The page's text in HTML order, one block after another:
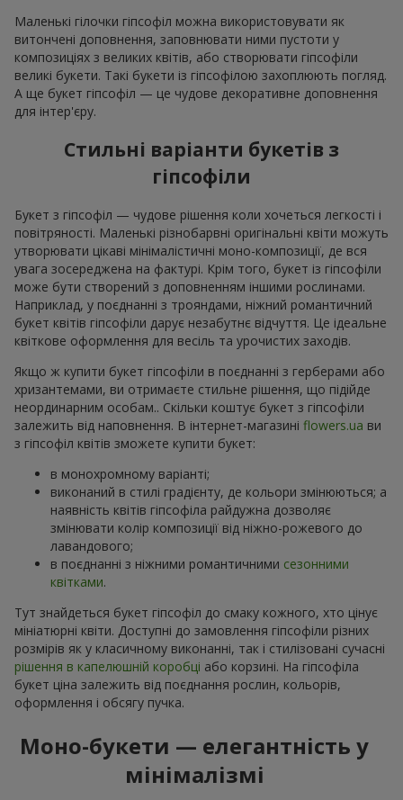
Маленькі гілочки гіпсофіл можна використовувати як
витончені доповнення, заповнювати ними пустоти у
композиціях з великих квітів, або створювати гіпсофіли
великі букети. Такі букети із гіпсофілою захоплюють погляд.
А ще букет гіпсофіл — це чудове декоративне доповнення
для інтер'єру.
Стильні варіанти букетів з
гіпсофіли
Букет з гіпсофіл — чудове рішення коли хочеться легкості і
повітряності. Маленькі різнобарвні оригінальні квіти можуть
утворювати цікаві мінімалістичні моно-композиції, де вся
увага зосереджена на фактурі. Крім того, букет із гіпсофіли
може бути створений з доповненням іншими рослинами.
Наприклад, у поєднанні з трояндами, ніжний романтичний
букет квітів гіпсофіли дарує незабутнє відчуття. Це ідеальне
квіткове оформлення для весіль та урочистих заходів.
Якщо ж купити букет гіпсофіли в поєднанні з герберами або
хризантемами, ви отримаєте стильне рішення, що підійде
неординарним особам.. Скільки коштує букет з гіпсофіли
залежить від наповнення. В інтернет-магазині flowers.ua ви
з гіпсофіл квітів зможете купити букет:
в монохромному варіанті;
виконаний в стилі градієнту, де кольори змінюються; а
наявність квітів гіпсофіла райдужна дозволяє
змінювати колір композиції від ніжно-рожевого до
лавандового;
в поєднанні з ніжними романтичними сезонними
квітками.
Тут знайдеться букет гіпсофіл до смаку кожного, хто цінує
мініатюрні квіти. Доступні до замовлення гіпсофіли різних
розмірів як у класичному виконанні, так і стилізовані сучасні
рішення в капелюшній коробці або корзині. На гіпсофіла
букет ціна залежить від поєднання рослин, кольорів,
оформлення і обсягу пучка.
Моно-букети — елегантність у
мінімалізмі